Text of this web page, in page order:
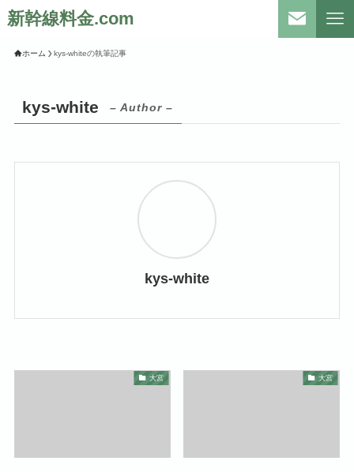
新幹線料金.com
ホーム kys-whiteの執筆記事
kys-white – Author –
kys-white
大宮 大宮